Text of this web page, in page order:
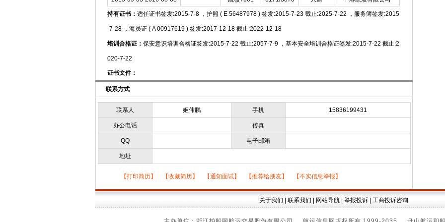
持有证书： 适任证书签发:2015-7-8 ，护照 ( E 56487978 ) 签发:2015-7-23 截止:2025-7-22 ，服务簿签发:2015
-7-28 ，海员证 ( A 00917619 ) 签发:2017-12-18 截止:2022-12-18
培训合格证： 保安意识培训合格证签发:2015-7-22 截止:2057-7-9 ，基本安全培训合格证签发:2015-7-22 截止:2
020-7-22
证书文件：
联系方式
联系人 姬伟鹏 手机 15836199431
办公电话 传真
QQ 电子邮箱
地址
【打印简历】 【收藏简历】 【通知面试】 【推荐给朋友】 【不实信息举报 】
关于我们 联系我们 网站导航 举报投诉 工商投诉咨询